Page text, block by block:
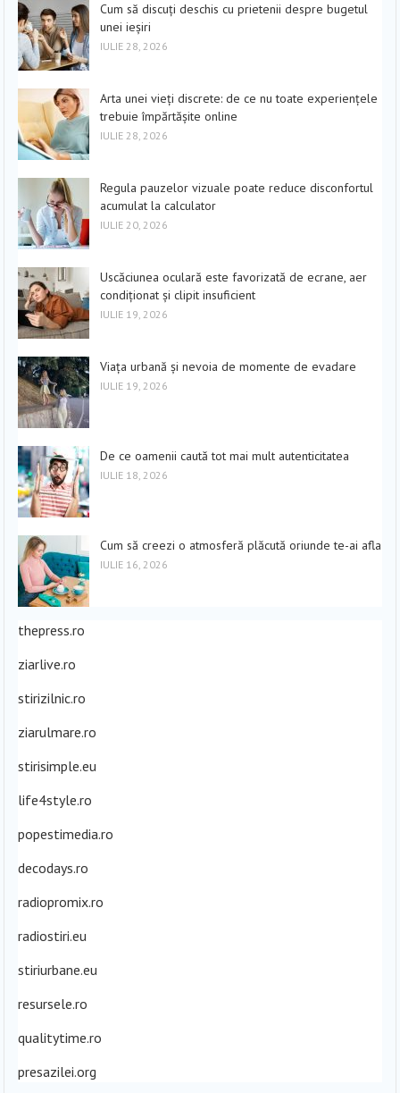
Cum să discuți deschis cu prietenii despre bugetul
unei ieșiri
IULIE 28, 2026
Arta unei vieți discrete: de ce nu toate experiențele
trebuie împărtășite online
IULIE 28, 2026
Regula pauzelor vizuale poate reduce disconfortul
acumulat la calculator
IULIE 20, 2026
Uscăciunea oculară este favorizată de ecrane, aer
condiționat și clipit insuficient
IULIE 19, 2026
Viața urbană și nevoia de momente de evadare
IULIE 19, 2026
De ce oamenii caută tot mai mult autenticitatea
IULIE 18, 2026
Cum să creezi o atmosferă plăcută oriunde te-ai afla
IULIE 16, 2026
thepress.ro
ziarlive.ro
stirizilnic.ro
ziarulmare.ro
stirisimple.eu
life4style.ro
popestimedia.ro
decodays.ro
radiopromix.ro
radiostiri.eu
stiriurbane.eu
resursele.ro
qualitytime.ro
presazilei.org